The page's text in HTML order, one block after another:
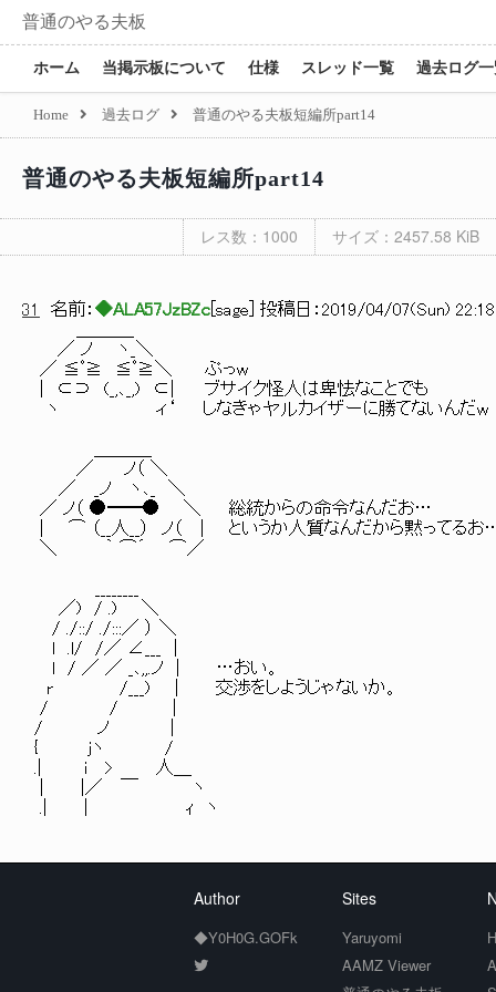
普通のやる夫板
ホーム 当掲示板について 仕様 スレッド一覧 過去ログ
Home 過去ログ 普通のやる夫板短編所part14
普通のやる夫板短編所part14
レス数：1000 サイズ：2457.58 KiB
31 名前： ◆ALA57JzBZc sage ] 投稿日： 2019/04/07(Sun)
／ ノ ヽ_＼
／ ≦ﾟ≧ ≦ﾟ≧＼ ぷっw
| ⊂⊃ (_,､_,) ⊂| ブサイク怪人は卑怯なことでも
ヽ ィ‘ しなきゃヤルカイザーに勝てないんだw
／ ノ（ ＼
／ _ノ ヽ､_ ＼
／ ノ（ ●━━● ＼ 総統からの命令なんだお…
| ⌒ （__人__） ノ（ | というか人質なんだから黙ってるお
＼ ｀ ⌒´ ⌒／
／) / .) ＼
/ ./::/ ./:::／ ） ＼
l .l/ /／ ∠___ |
l / ／ ／ _､,,.ノ | …おい。
r /___) | 交渉をしようじゃないか。
/ / |
/ ノ |
{ jヽ /
.| i > 人＿
| |／ ￣ ヽ
.| | ｨ ヽ
Author
◆Y0H0G.GOFk
Sites
Yaruyomi
AAMZ Viewer